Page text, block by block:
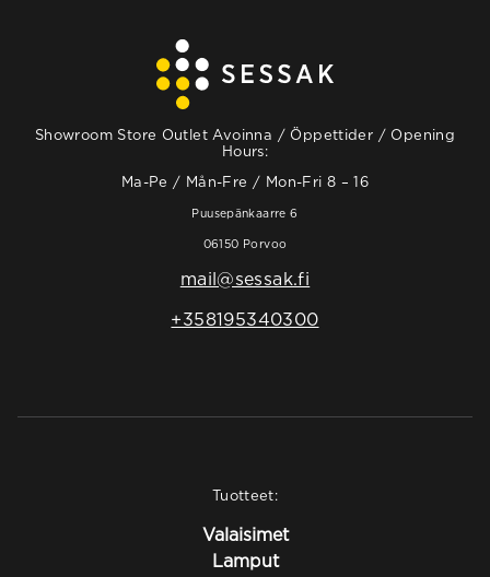
Showroom Store Outlet Avoinna / Öppettider / Opening
Hours:
Ma-Pe / Mån-Fre / Mon-Fri 8 – 16
Puusepänkaarre 6
06150 Porvoo
mail@sessak.fi
+358195340300
Tuotteet:
Valaisimet
Lamput